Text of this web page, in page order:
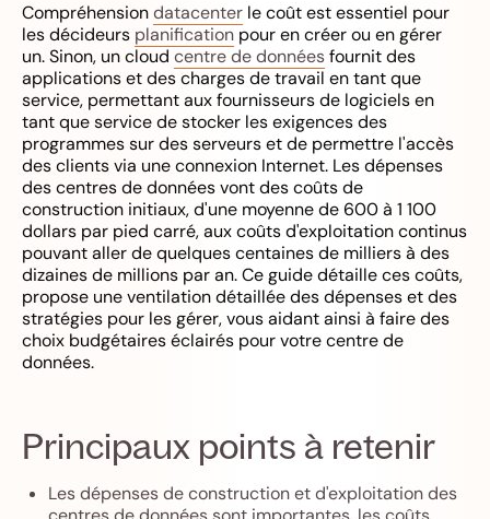
Compréhensiondatacenter le coût est essentiel pour
les décideurs planification pour en créer ou en gérer
un. Sinon, un cloud centre de donnéesfournit des
applications et des charges de travail en tant que
service, permettant aux fournisseurs de logiciels en
tant que service de stocker les exigences des
programmes sur des serveurs et de permettre l'accès
des clients via une connexion Internet. Les dépenses
des centres de données vont des coûts de
construction initiaux, d'une moyenne de 600 à 1 100
dollars par pied carré, aux coûts d'exploitation continus
pouvant aller de quelques centaines de milliers à des
dizaines de millions par an. Ce guide détaille ces coûts,
propose une ventilation détaillée des dépenses et des
stratégies pour les gérer, vous aidant ainsi à faire des
choix budgétaires éclairés pour votre centre de
données.
Principaux points à retenir
Les dépenses de construction et d'exploitation des